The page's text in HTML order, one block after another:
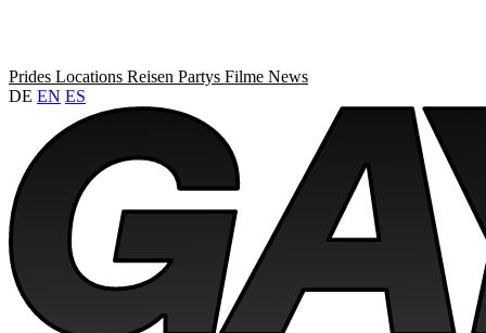
Prides Locations Reisen Partys Filme News
DE EN ES